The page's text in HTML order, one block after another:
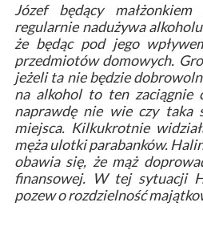
Józef będący
regularnie nadużywa
że będąc pod jego
przedmiotów domowych.
jeżeli ta nie będzie
na alkohol to ten zaciągnie
naprawdę nie wie czy taka
miejsca. Kilkukrotnie
męża ulotki parabanków.
obawia się, że mąż
finansowej. W tej sytuacji
pozewo rozdzielność